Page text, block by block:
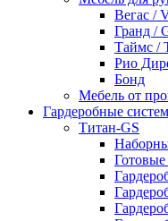
Вегас /
Гранд /
Таймс /
Рио
Бонд
Мебель от
Гардеробные
Титан-GS